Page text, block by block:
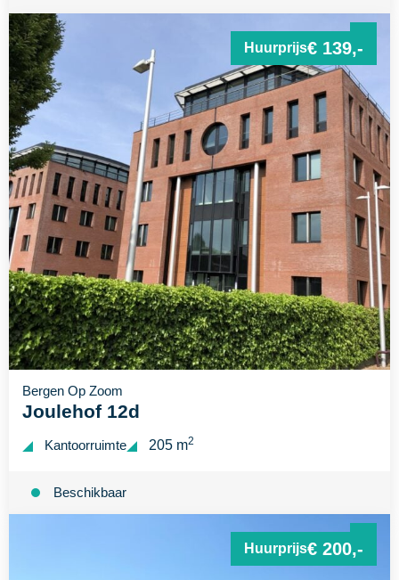
Huurprijs€ 139,-
Bergen Op Zoom
Joulehof 12d
Kantoorruimte 205 m2
Beschikbaar
Huurprijs€ 200,-